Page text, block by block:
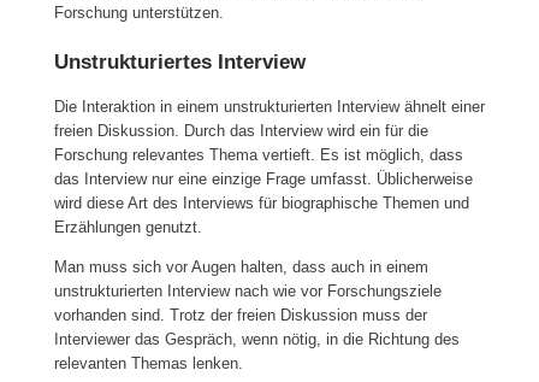
Forschung unterstützen.
Unstrukturiertes Interview
Die Interaktion in einem unstrukturierten Interview ähnelt einer
freien Diskussion. Durch das Interview wird ein für die
Forschung relevantes Thema vertieft. Es ist möglich, dass
das Interview nur eine einzige Frage umfasst. Üblicherweise
wird diese Art des Interviews für biographische Themen und
Erzählungen genutzt.
Man muss sich vor Augen halten, dass auch in einem
unstrukturierten Interview nach wie vor Forschungsziele
vorhanden sind. Trotz der freien Diskussion muss der
Interviewer das Gespräch, wenn nötig, in die Richtung des
relevanten Themas lenken.